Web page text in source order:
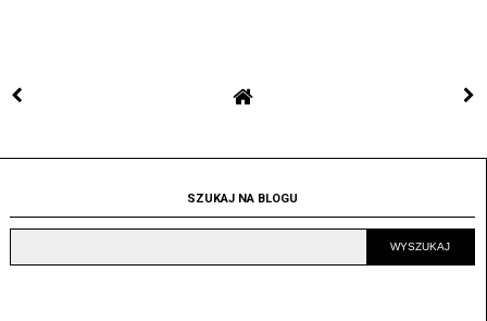
SZUKAJ NA BLOGU